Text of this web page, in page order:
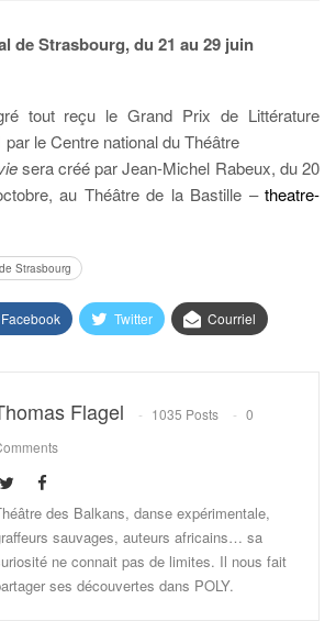
de Strasbourg, du 21 au 29 juin
tout reçu le Grand Prix de Littérature
le Centre national du Théâtre
sera créé par Jean-Michel Rabeux, du 20
au Théâtre de la Bastille – theatre-
Strasbourg
Facebook Twitter Courriel
Flagel 1035 Posts
0
des Balkans, danse expérimentale,
sauvages, auteurs africains… sa
ne connait pas de limites. Il nous fait
ses découvertes dans POLY.